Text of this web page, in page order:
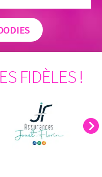
FIDÈLES !
Next